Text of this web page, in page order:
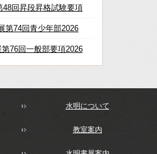
48回昇段昇格試験要項
第74回青少年部2026
76回一般部要項2026
水明について
教室案内